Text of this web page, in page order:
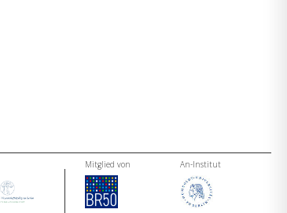
Mitglied von An-Institut